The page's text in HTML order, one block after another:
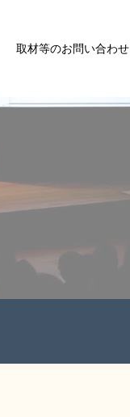
取材等のお問い合わせ